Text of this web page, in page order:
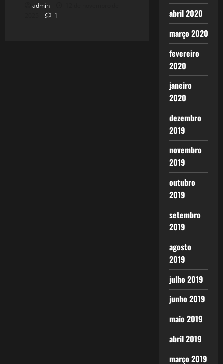
admin
1
abril 2020
março 2020
fevereiro
2020
janeiro
2020
dezembro
2019
novembro
2019
outubro
2019
setembro
2019
agosto
2019
julho 2019
junho 2019
maio 2019
abril 2019
março 2019